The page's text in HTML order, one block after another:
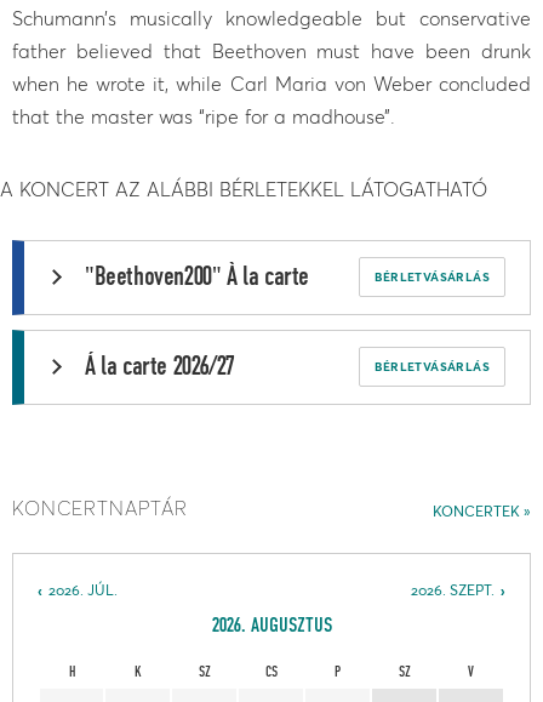
Schumann’s musically knowledgeable but conservative
father believed that Beethoven must have been drunk
when he wrote it, while Carl Maria von Weber concluded
that the master was “ripe for a madhouse”.
A KONCERT AZ ALÁBBI BÉRLETEKKEL LÁTOGATHATÓ
BÉRLETVÁSÁRLÁS
"Beethoven200" À la carte
BÉRLETVÁSÁRLÁS
Á la carte 2026/27
KONCERTEK
KONCERTNAPTÁR
2026. SZEPT.
2026. JÚL.
2026. AUGUSZTUS
H K SZ CS P SZ V